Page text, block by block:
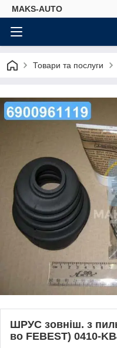
MAKS-AUTO
Товари та послуги
ШРУС зовніш. з
во FEBEST) 0410-